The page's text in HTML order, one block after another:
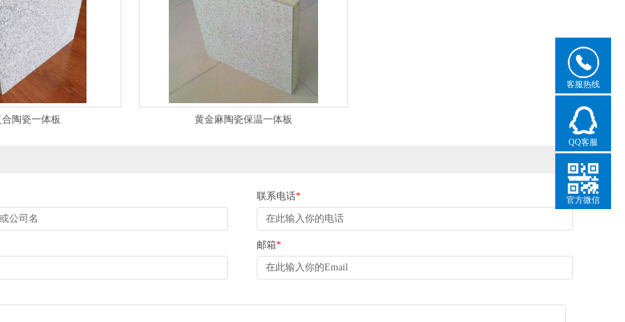
陶瓷一体板 黄金麻陶瓷保温一体板
联系电话*
邮箱*
客服热线
QQ客服
官方微信